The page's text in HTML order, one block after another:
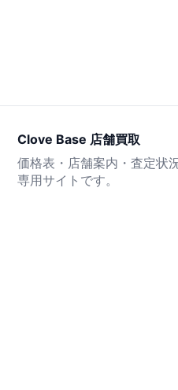
Clove Base 店舗買取
価格表・店舗案内・査定状
専用サイトです。